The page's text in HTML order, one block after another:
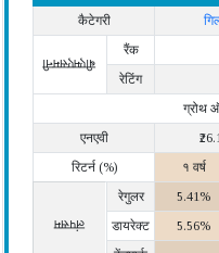
कैटेगरी
बीएमएसमनी
रैंक
रेटिंग
ग्रोथ
एनएवी
रिटर्न (%)
१ वर्ष
लंपसम
रेगुलर 5.41%
डायरेक्ट
5.56%